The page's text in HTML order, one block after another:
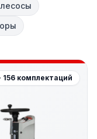
156 комплектаций